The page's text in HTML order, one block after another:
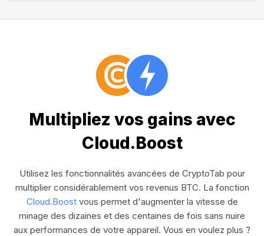
Multipliez vos gains avec
Cloud.Boost
Utilisez les fonctionnalités avancées de CryptoTab pour
multiplier considérablement vos revenus BTC. La fonction
Cloud.Boostvous permet d'augmenter la vitesse de
minage des dizaines et des centaines de fois sans nuire
aux performances de votre appareil. Vous en voulez plus ?